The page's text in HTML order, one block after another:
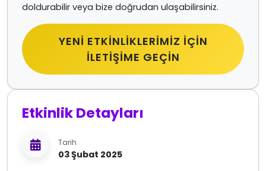
doldurabilir veya bize doğrudan ulaşabilirsiniz.
YENI ETKINLIKLERIMIZ IÇIN
İLETIŞIME GEÇIN
Etkinlik Detayları
Tarih
03 Şubat 2025